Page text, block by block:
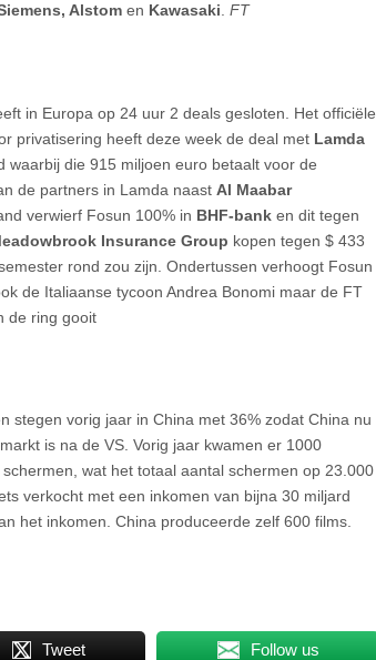
Alstom en Kawasaki FT
in Europa op 24 uur 2 deals gesloten. Het officiële
privatisering heeft deze week de deal met Lamda
waarbij die 915 miljoen euro betaalt voor de
de partners in Lamda naast Al Maabar
verwierf Fosun 100% in BHF-bank en dit tegen
Insurance Group kopen tegen $ 433
rond zou zijn. Ondertussen verhoogt Fosun
de Italiaanse tycoon Andrea Bonomi maar de FT
de ring gooit
stegen vorig jaar in China met 36% zodat China nu
is na de VS. Vorig jaar kwamen er 1000
wat het totaal aantal schermen op 23.000
verkocht met een inkomen van bijna 30 miljard
het inkomen. China produceerde zelf 600 films.
Tweet Follow us